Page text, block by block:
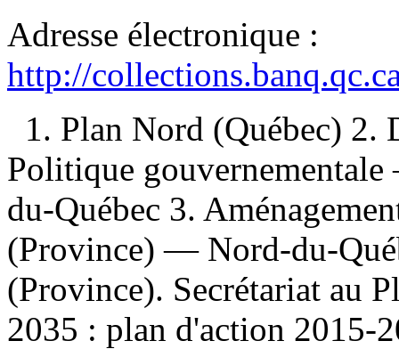
Adresse électronique :
http://
1. Plan Nord (Québec)
Politique
du-Québec 3.
(Province) — Nord-du-
(Province). Secrétariat au
2035 : plan d'action 2015-